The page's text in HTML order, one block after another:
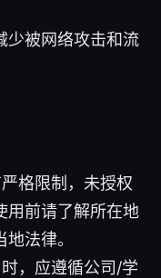
少被网络攻击和流
格限制，未授权
用前请了解所在地
法律。
，应遵循公司/学